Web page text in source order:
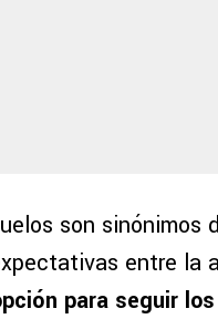
son sinónimos
entre la
para seguir